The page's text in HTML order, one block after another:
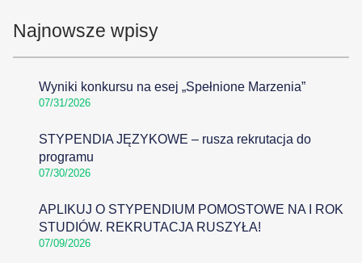
Najnowsze wpisy
Wyniki konkursu na esej „Spełnione Marzenia”
07/31/2026
STYPENDIA JĘZYKOWE – rusza rekrutacja do
programu
07/30/2026
APLIKUJ O STYPENDIUM POMOSTOWE NA I ROK
STUDIÓW. REKRUTACJA RUSZYŁA!
07/09/2026